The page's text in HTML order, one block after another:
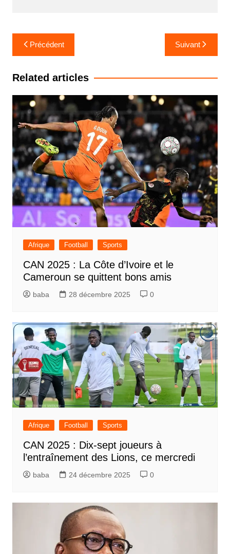
Navigation
de
l’article
Précédent Suivant
Related articles
Afrique Football Sports
CAN 2025 : La Côte d’Ivoire et le
Cameroun se quittent bons amis
baba 28 décembre 2025 0
Afrique Football Sports
CAN 2025 : Dix-sept joueurs à
l’entraînement des Lions, ce mercredi
baba 24 décembre 2025 0